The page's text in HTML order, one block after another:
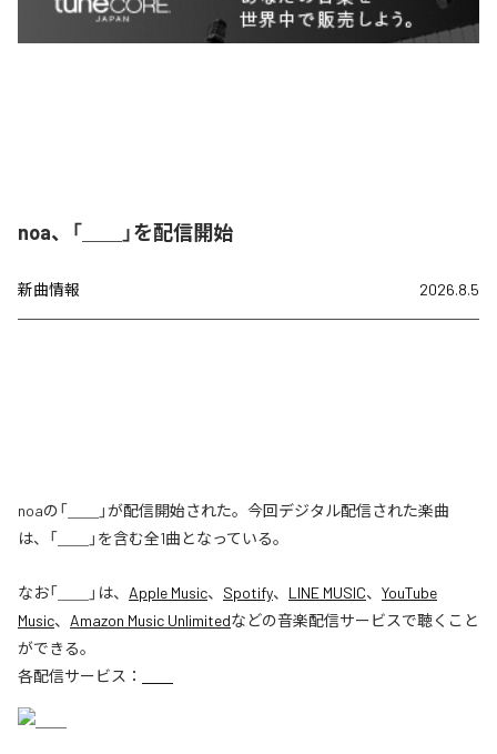
noa、「＿＿」を配信開始
新曲情報 2026.8.5
noaの「＿＿」が配信開始された。今回デジタル配信された楽曲
は、「＿＿」を含む全1曲となっている。
なお「 」は、 Apple Music、 Spotify、 LINE MUSIC、 YouTube
Music、 Amazon Music Unlimitedなどの音楽配信サービスで聴くこと
ができる。
各配信サービス：